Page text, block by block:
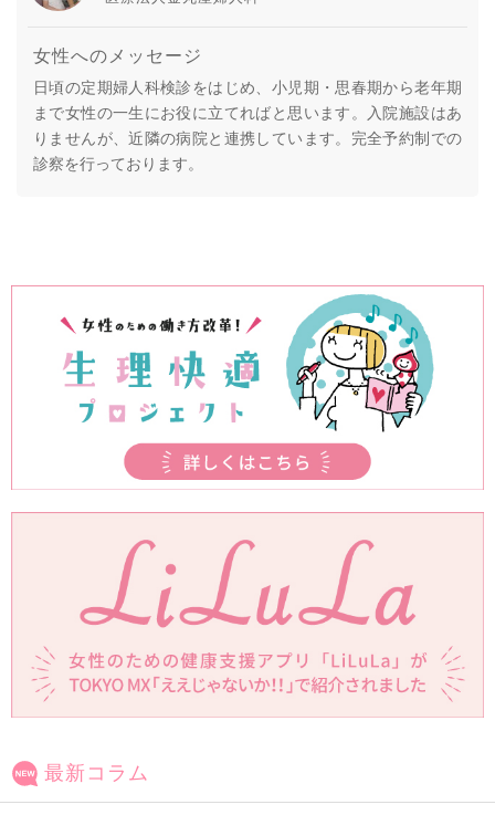
女性へのメッセージ
日頃の定期婦人科検診をはじめ、小児期・思春期から老年期
まで女性の一生にお役に立てればと思います。入院施設はあ
りませんが、近隣の病院と連携しています。完全予約制での
診察を行っております。
最新コラム